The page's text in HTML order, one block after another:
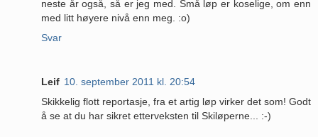
neste år også, så er jeg med. Små løp er koselige, om enn
med litt høyere nivå enn meg. :o)
Svar
Leif 10. september 2011 kl. 20:54
Skikkelig flott reportasje, fra et artig løp virker det som! Godt
å se at du har sikret etterveksten til Skiløperne... :-)